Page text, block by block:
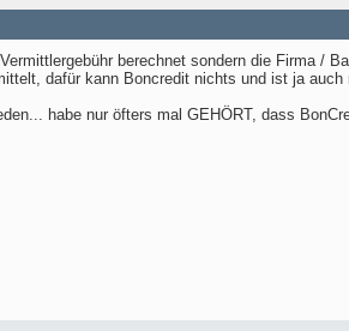
berechnet sondern die Firma /
dafür kann Boncredit nichts und ist ja
habe nur öfters mal GEHÖRT, dass